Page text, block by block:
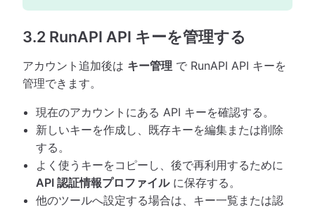
3.2 RunAPI API キーを管理する
アカウント追加後は キー管理 で RunAPI API キーを
管理できます。
現在のアカウントにある API キーを確認する。
新しいキーを作成し、既存キーを編集または削除
する。
よく使うキーをコピーし、後で再利用するために
API 認証情報プロファイルに保存する。
他のツールへ設定する場合は、キー一覧または認